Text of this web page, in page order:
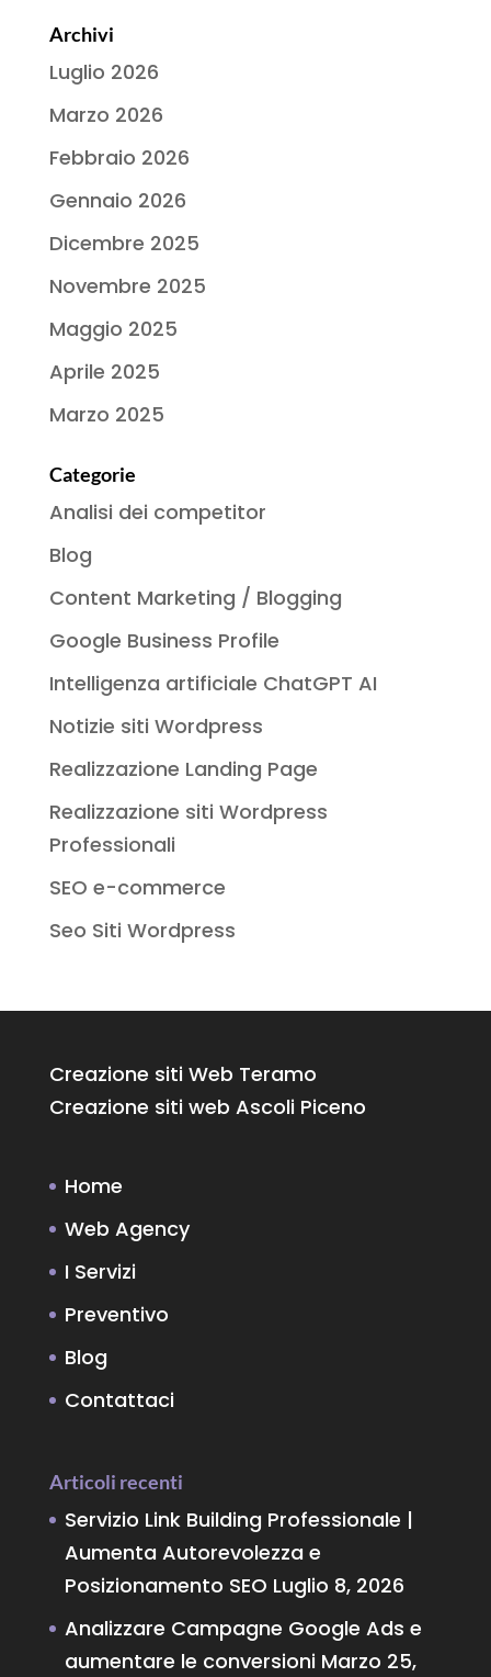
Archivi
Luglio 2026
Marzo 2026
Febbraio 2026
Gennaio 2026
Dicembre 2025
Novembre 2025
Maggio 2025
Aprile 2025
Marzo 2025
Categorie
Analisi dei competitor
Blog
Content Marketing / Blogging
Google Business Profile
Intelligenza artificiale ChatGPT AI
Notizie siti Wordpress
Realizzazione Landing Page
Realizzazione siti Wordpress
Professionali
SEO e-commerce
Seo Siti Wordpress
Creazione siti Web Teramo
Creazione siti web Ascoli Piceno
Home
Web Agency
I Servizi
Preventivo
Blog
Contattaci
Articoli recenti
Servizio Link Building Professionale |
Aumenta Autorevolezza e
Posizionamento SEO Luglio 8, 2026
Analizzare Campagne Google Ads e
aumentare le conversioni Marzo 25,